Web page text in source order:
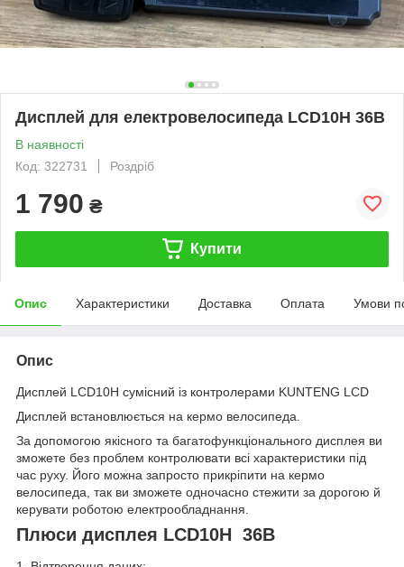
Дисплей для електровелосипеда LCD10H 36В
В наявності
Код: 322731
Роздріб
1 790 ₴
Купити
Опис Характеристики Доставка Оплата Умови
Опис
Дисплей LCD10H сумісний із контролерами KUNTENG LCD
Дисплей встановлюється на кермо велосипеда.
За допомогою якісного та багатофункціонального дисплея ви
зможете без проблем контролювати всі характеристики під
час руху. Його можна запросто прикріпити на кермо
велосипеда, так ви зможете одночасно стежити за дорогою й
керувати роботою електрообладнання.
Плюси дисплея LCD10H 36В